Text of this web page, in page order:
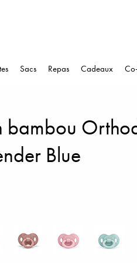
Sacs Repas Cadeaux
bambou
Blue